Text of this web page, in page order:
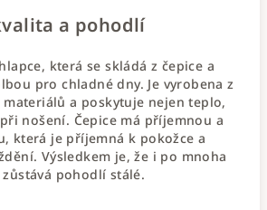
a pohodlí
která se skládá z čepice a
pro chladné dny. Je vyrobena z
a poskytuje nejen teplo,
nošení. Čepice má příjemnou a
která je příjemná k pokožce a
Výsledkem je, že i po mnoha
pohodlí stálé.